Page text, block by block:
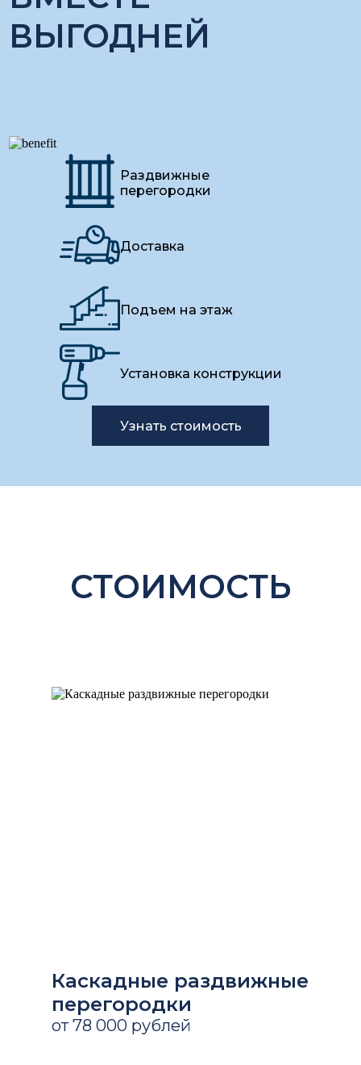
ВЫГОДНЕЙ
Раздвижные
перегородки
Доставка
Подъем на этаж
Установка конструкции
Узнать стоимость
СТОИМОСТЬ
Каскадные раздвижные
перегородки
от 78 000 рублей